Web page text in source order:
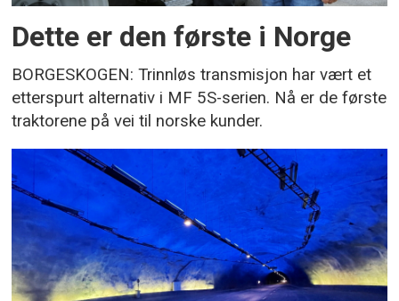
Dette er den første i Norge
BORGESKOGEN: Trinnløs transmisjon har vært et
etterspurt alternativ i MF 5S-serien. Nå er de første
traktorene på vei til norske kunder.